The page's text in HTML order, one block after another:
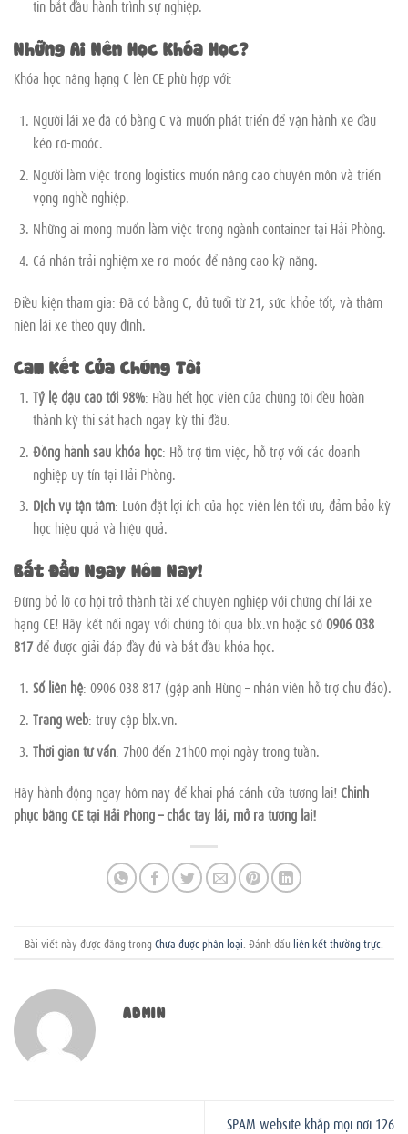
tin bắt đầu hành trình sự nghiệp.
Những Ai Nên Học Khóa Học?
Khóa học nâng hạng C lên CE phù hợp với:
Người lái xe đã có bằng C và muốn phát triển để vận hành xe đầu
kéo rơ-moóc.
Người làm việc trong logistics muốn nâng cao chuyên môn và triển
vọng nghề nghiệp.
Những ai mong muốn làm việc trong ngành container tại Hải Phòng.
Cá nhân trải nghiệm xe rơ-moóc để nâng cao kỹ năng.
Điều kiện tham gia: Đã có bằng C, đủ tuổi từ 21, sức khỏe tốt, và thâm
niên lái xe theo quy định.
Cam Kết Của Chúng Tôi
Tỷ lệ đậu cao tới 98%: Hầu hết học viên của chúng tôi đều hoàn
thành kỳ thi sát hạch ngay kỳ thi đầu.
Đồng hành sau khóa học: Hỗ trợ tìm việc, hỗ trợ với các doanh
nghiệp uy tín tại Hải Phòng.
Dịch vụ tận tâm: Luôn đặt lợi ích của học viên lên tối ưu, đảm bảo kỳ
học hiệu quả và hiệu quả.
Bắt Đầu Ngay Hôm Nay!
Đừng bỏ lỡ cơ hội trở thành tài xế chuyên nghiệp với chứng chỉ lái xe
hạng CE! Hãy kết nối ngay với chúng tôi qua blx.vn hoặc số0906 038
817để được giải đáp đầy đủ và bắt đầu khóa học.
Số liên hệ: 0906 038 817 (gặp anh Hùng – nhân viên hỗ trợ chu đáo).
Trang web: truy cập blx.vn.
Thời gian tư vấn: 7h00 đến 21h00 mọi ngày trong tuần.
Hãy hành động ngay hôm nay để khai phá cánh cửa tương lai! Chinh
phục bằng CE tại Hải Phòng – chắc tay lái, mở ra tương lai!
Bài viết này được đăng trong Chưa được phân loại . Đánh dấu liên kết thường trực
ADMIN
SPAM website khắp mọi nơi 126